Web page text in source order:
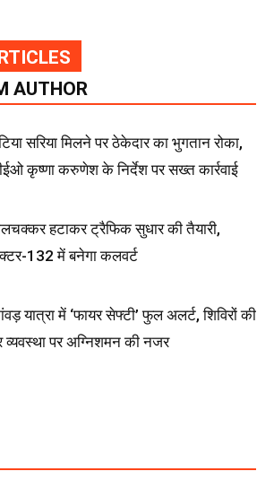
AUTHOR
सरिया मिलने पर ठेकेदार का भुगतान रोका,
कृष्णा करुणेश के निर्देश पर सख्त कार्रवाई
हटाकर ट्रैफिक सुधार की तैयारी,
132 में बनेगा कलवर्ट
यात्रा में ‘फायर सेफ्टी’ फुल अलर्ट, शिविरों की
व्यवस्था पर अग्निशमन की नजर